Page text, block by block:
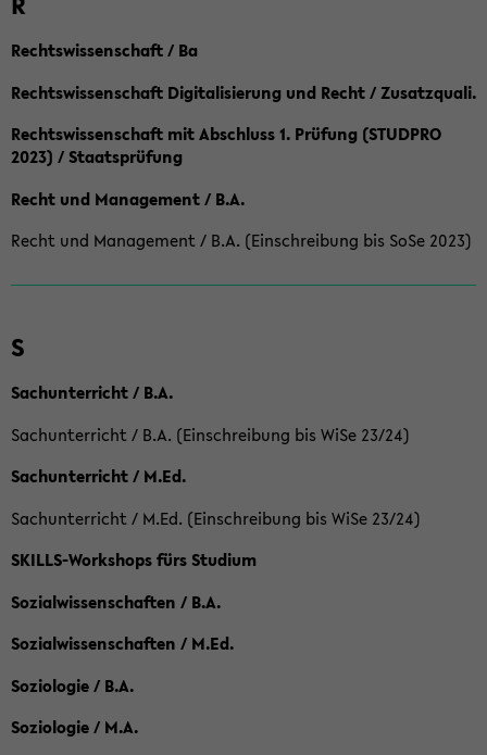
Rechtswissenschaft / Ba
Rechtswissenschaft Digitalisierung und Recht / Zusatzquali.
Rechtswissenschaft mit Abschluss 1. Prüfung (STUDPRO
2023) / Staatsprüfung
Recht und Management / B.A.
Recht und Management / B.A. (Einschreibung bis SoSe 2023)
S
Sachunterricht / B.A.
Sachunterricht / B.A. (Einschreibung bis WiSe 23/24)
Sachunterricht / M.Ed.
Sachunterricht / M.Ed. (Einschreibung bis WiSe 23/24)
SKILLS-Workshops fürs Studium
Sozialwissenschaften / B.A.
Sozialwissenschaften / M.Ed.
Soziologie / B.A.
Soziologie / M.A.